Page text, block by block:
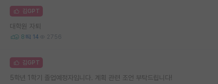
김GPT
대학원 자퇴
8 14 2756
김GPT
5학년 1학기 졸업예정자입니다. 계획 관련 조언 부탁드립니다!